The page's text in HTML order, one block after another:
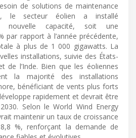
de solutions de maintenance
le secteur éolien a installé
nouvelle capacité, soit une
par rapport à l’année précédente,
à plus de 1 000 gigawatts. La
installations, suivie des États-
de l’Inde. Bien que les éoliennes
la majorité des installations
bénéficiant de vents plus forts
rapidement et devrait être
Selon le World Wind Energy
maintenir un taux de croissance
%, renforçant la demande de